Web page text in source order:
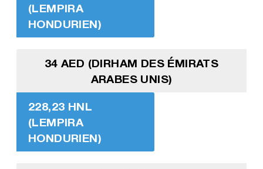
(LEMPIRA
HONDURIEN)
34 AED (DIRHAM DES ÉMIRATS
ARABES UNIS)
228,23 HNL
(LEMPIRA
HONDURIEN)